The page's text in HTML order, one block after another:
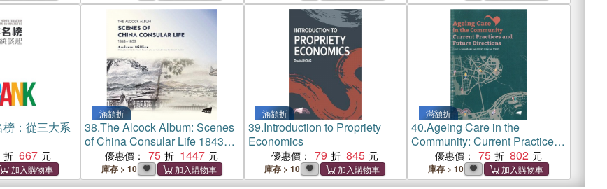
：從三大系
667
滿額折
38.The Alcock Album: Scenes
of China Consular Life 1843–
1853優惠價： 75 1447
庫存 > 10
滿額折
39.Introduction to Propriety
Economics
優惠價： 79 845
庫存 > 10
滿額折
40.Ageing Care in the
Community: Current Practices
and Future Directions
優惠價： 75 802
庫存 > 10